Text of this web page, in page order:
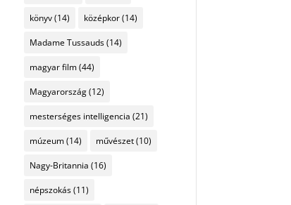
könyv(14) középkor(14)
Madame Tussauds(14)
magyar film(44)
Magyarország(12)
mesterséges intelligencia (21)
múzeum(14) művészet(10)
Nagy-Britannia (16)
népszokás(11)